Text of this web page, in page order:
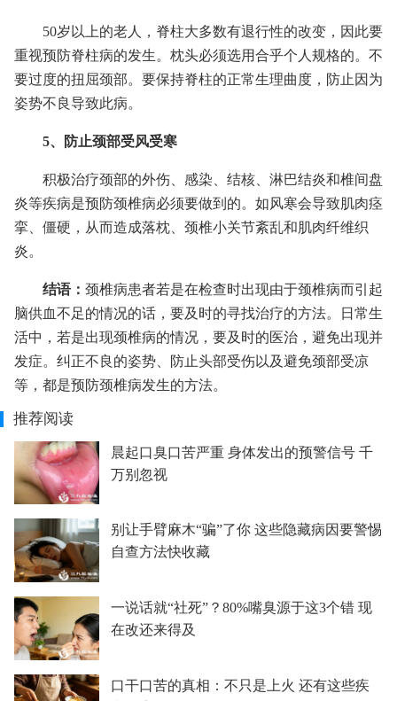
50岁以上的老人，脊柱大多数有退行性的改变，因此要
重视预防脊柱病的发生。枕头必须选用合乎个人规格的。不
要过度的扭屈颈部。要保持脊柱的正常生理曲度，防止因为
姿势不良导致此病。
5、防止颈部受风受寒
积极治疗颈部的外伤、感染、结核、淋巴结炎和椎间盘
炎等疾病是预防颈椎病必须要做到的。如风寒会导致肌肉痉
挛、僵硬，从而造成落枕、颈椎小关节紊乱和肌肉纤维织
炎。
结语： 颈椎病患者若是在检查时出现由于颈椎病而引起
脑供血不足的情况的话，要及时的寻找治疗的方法。日常生
活中，若是出现颈椎病的情况，要及时的医治，避免出现并
发症。纠正不良的姿势、防止头部受伤以及避免颈部受凉
等，都是预防颈椎病发生的方法。
推荐阅读
晨起口臭口苦严重 身体发出的预警信号 千
万别忽视
别让手臂麻木“骗”了你 这些隐藏病因要警惕
自查方法快收藏
一说话就“社死”？80%嘴臭源于这3个错 现
在改还来得及
口干口苦的真相：不只是上火 还有这些疾